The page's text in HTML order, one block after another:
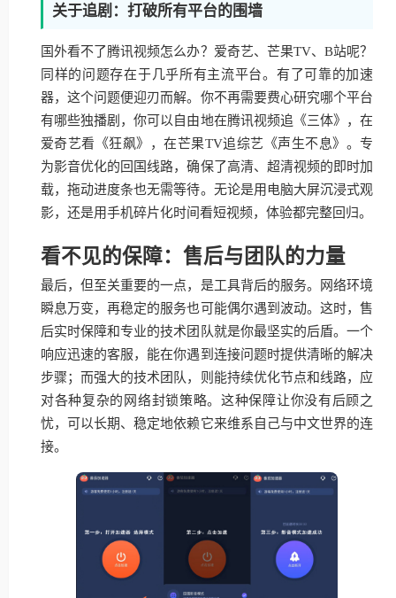
关于追剧：打破所有平台的围墙
国外看不了腾讯视频怎么办？爱奇艺、芒果TV、B站呢？
同样的问题存在于几乎所有主流平台。有了可靠的加速
器，这个问题便迎刃而解。你不再需要费心研究哪个平台
有哪些独播剧，你可以自由地在腾讯视频追《三体》，在
爱奇艺看《狂飙》，在芒果TV追综艺《声生不息》。专
为影音优化的回国线路，确保了高清、超清视频的即时加
载，拖动进度条也无需等待。无论是用电脑大屏沉浸式观
影，还是用手机碎片化时间看短视频，体验都完整回归。
看不见的保障：售后与团队的力量
最后，但至关重要的一点，是工具背后的服务。网络环境
瞬息万变，再稳定的服务也可能偶尔遇到波动。这时，售
后实时保障和专业的技术团队就是你最坚实的后盾。一个
响应迅速的客服，能在你遇到连接问题时提供清晰的解决
步骤；而强大的技术团队，则能持续优化节点和线路，应
对各种复杂的网络封锁策略。这种保障让你没有后顾之
忧，可以长期、稳定地依赖它来维系自己与中文世界的连
接。